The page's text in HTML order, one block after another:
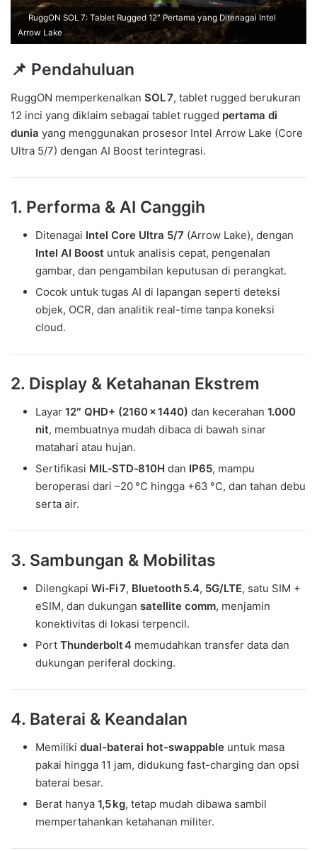
RuggON SOL 7: Tablet Rugged 12″ Pertama yang Ditenagai Intel
Arrow Lake
📌 Pendahuluan
RuggON memperkenalkan SOL 7, tablet rugged berukuran
12 inci yang diklaim sebagai tablet rugged pertama di
dunia yang menggunakan prosesor Intel Arrow Lake (Core
Ultra 5/7) dengan AI Boost terintegrasi.
1. Performa & AI Canggih
Ditenagai Intel Core Ultra 5/7 (Arrow Lake), dengan
Intel AI Boost untuk analisis cepat, pengenalan
gambar, dan pengambilan keputusan di perangkat.
Cocok untuk tugas AI di lapangan seperti deteksi
objek, OCR, dan analitik real-time tanpa koneksi
cloud.
2. Display & Ketahanan Ekstrem
Layar 12″ QHD+ (2160 × 1440) dan kecerahan 1.000
nit, membuatnya mudah dibaca di bawah sinar
matahari atau hujan.
Sertifikasi MIL‑STD‑810H dan IP65, mampu
beroperasi dari –20 °C hingga +63 °C, dan tahan debu
serta air.
3. Sambungan & Mobilitas
Dilengkapi Wi‑Fi 7, Bluetooth 5.4, 5G/LTE, satu SIM +
eSIM, dan dukungan satellite comm, menjamin
konektivitas di lokasi terpencil.
Port Thunderbolt 4 memudahkan transfer data dan
dukungan periferal docking.
4. Baterai & Keandalan
Memiliki dual-baterai hot-swappable untuk masa
pakai hingga 11 jam, didukung fast-charging dan opsi
baterai besar.
Berat hanya 1,5 kg, tetap mudah dibawa sambil
mempertahankan ketahanan militer.